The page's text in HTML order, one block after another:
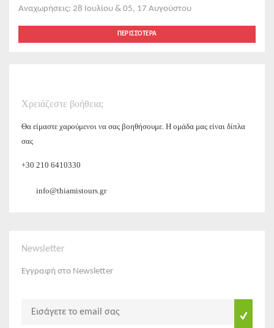
Αναχωρήσεις: 28 Ιουλίου & 05, 17 Αυγούστου
ΠΕΡΙΣΣΌΤΕΡΑ
Χρειάζεστε βοήθεια;
Θα είμαστε χαρούμενοι να σας βοηθήσουμε. Η ομάδα μας είναι δίπλα
σας
+30 210 6410330
info@thiamistours.gr
Newsletter
Εγγραφή στο Newsletter